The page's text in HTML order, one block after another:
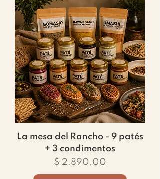
La mesa del Rancho - 9 patés
+ 3 condimentos
Precio
$ 2.890,00